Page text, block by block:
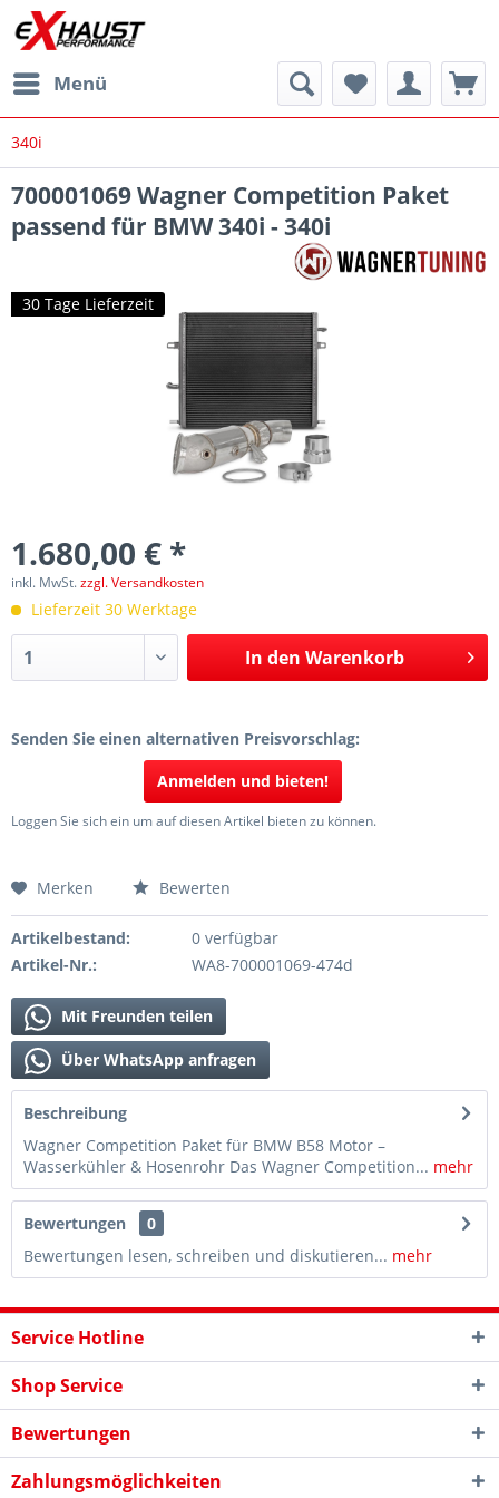
Menü
340i
700001069 Wagner Competition Paket
passend für BMW 340i - 340i
30 Tage Lieferzeit
1.680,00 € *
inkl. MwSt.zzgl. Versandkosten
Lieferzeit 30 Werktage
In den Warenkorb
Senden Sie einen alternativen Preisvorschlag:
Anmelden und bieten!
Loggen Sie sich ein um auf diesen Artikel bieten zu können.
Merken Bewerten
Artikelbestand:
0 verfügbar
Artikel-Nr.:
WA8-700001069-474d
Mit Freunden teilen
Über WhatsApp anfragen
Beschreibung
Wagner Competition Paket für BMW B58 Motor –
Wasserkühler & Hosenrohr Das Wagner Competition... mehr
Bewertungen
0
Bewertungen lesen, schreiben und diskutieren... mehr
Service Hotline
Shop Service
Bewertungen
Zahlungsmöglichkeiten